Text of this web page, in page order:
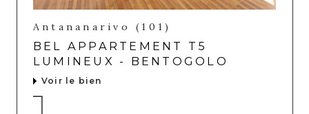
Antananarivo (101)
BEL APPARTEMENT T5
LUMINEUX - BENTOGOLO
Voir le bien